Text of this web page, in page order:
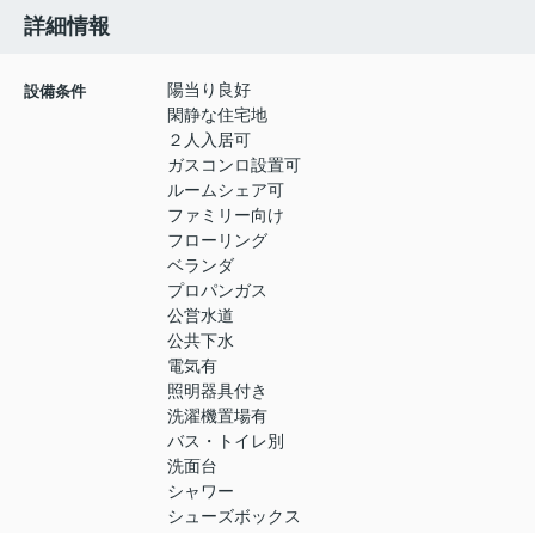
詳細情報
設備条件
陽当り良好
閑静な住宅地
２人入居可
ガスコンロ設置可
ルームシェア可
ファミリー向け
フローリング
ベランダ
プロパンガス
公営水道
公共下水
電気有
照明器具付き
洗濯機置場有
バス・トイレ別
洗面台
シャワー
シューズボックス